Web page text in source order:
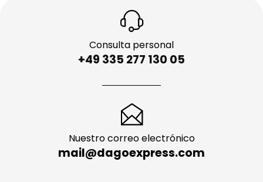
Consulta personal
+49 335 277 130 05
Nuestro correo electrónico
mail@dagoexpress.com